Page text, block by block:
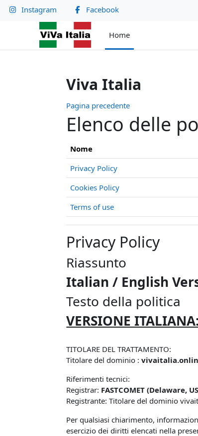
Vai al contenuto principale
Instagram Facebook
Home
Viva Italia
Pagina precedente
Elenco delle
Nome
Privacy Policy
Cookies Policy
Terms of use
Privacy Policy
Riassunto
Italian / English
Testo della politica
VERSIONE ITALIANA:
TITOLARE DEL TRATTAMENTO:
Titolare del dominio :
Riferimenti tecnici:
Registrar: FASTCOMET (Delaware,
Registrante: Titolare del dominio
Per qualsiasi chiarimento,
esercizio dei diritti elencati nella